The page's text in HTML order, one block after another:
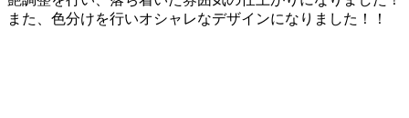
また、色分けを行いオシャレなデザインになりました！！